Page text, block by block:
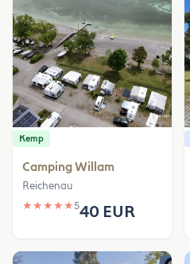
Kemp
Camping Willam
Reichenau
★ ★ ★ ★ ★540 EUR